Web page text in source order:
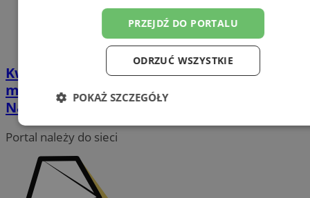
Kwalifikacja Wojskowa 2026 dla
mieszkańców Łazisk Górnych.
Najważniejsze informacje
Portal należy do sieci
PRZEJDŹ DO PORTALU
ODRZUĆ WSZYSTKIE
POKAŻ SZCZEGÓŁY
Niezbędne Wydajność Targetowanie
Funkcjonalność